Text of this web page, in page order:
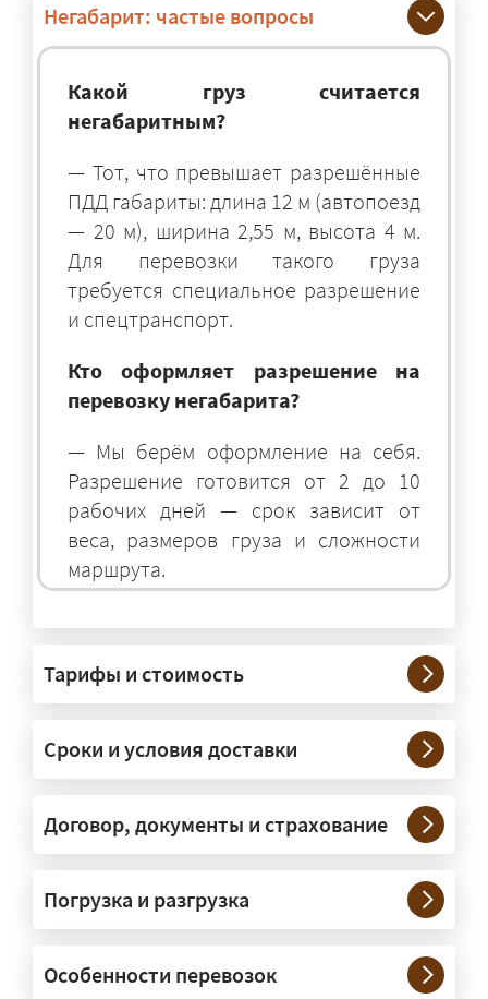
Негабарит: частые вопросы
Какой груз считается
негабаритным?
— Тот, что превышает разрешённые
ПДД габариты: длина 12 м (автопоезд
— 20 м), ширина 2,55 м, высота 4 м.
Для перевозки такого груза
требуется специальное разрешение
и спецтранспорт.
Кто оформляет разрешение на
перевозку негабарита?
— Мы берём оформление на себя.
Разрешение готовится от 2 до 10
рабочих дней — срок зависит от
веса, размеров груза и сложности
маршрута.
— На тралах и низкорамниках —
платформах, рассчитанных на
крупногабаритную технику и
конструкции. Транспорт подбираем
под конкретные размеры и вес груза.
сопровождение?
организуем. Потребность в машинах
Тарифы и стоимость
Сроки и условия доставки
Договор, документы и страхование
Погрузка и разгрузка
Особенности перевозок